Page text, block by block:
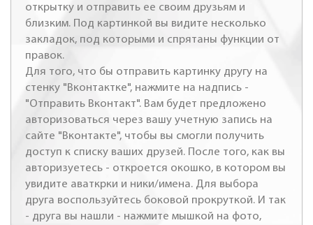
открытку и отправить ее своим друзьям и
близким. Под картинкой вы видите несколько
закладок, под которыми и спрятаны функции от
правок.
Для того, что бы отправить картинку другу на
стенку "Вконтактке", нажмите на надпись -
"Отправить Вконтакт". Вам будет предложено
авторизоваться через вашу учетную запись на
сайте "Вконтакте", чтобы вы смогли получить
доступ к списку ваших друзей. После того, как вы
авторизуетесь - откроется окошко, в котором вы
увидите аваткрки и ники/имена. Для выбора
друга воспользуйтесь боковой прокруткой. И так
- друга вы нашли - нажмите мышкой на фото,